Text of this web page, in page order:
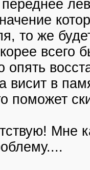
то же
всего
в
поможет
Мне